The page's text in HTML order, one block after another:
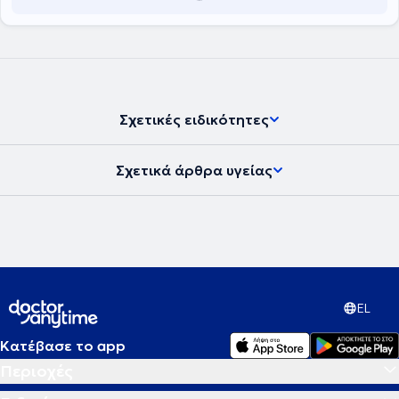
Σχετικές ειδικότητες
Σχετικά άρθρα υγείας
EL
Κατέβασε το app